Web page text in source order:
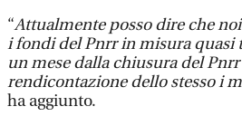
“Attualmente posso dire che
i fondi del Pnrr in misura quasi
un mese dalla chiusura del
rendicontazione dello stesso i
ha aggiunto.